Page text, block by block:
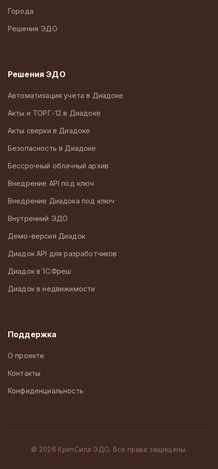
Города
Решения ЭДО
Решения ЭДО
Автоматизация учета в Диадоке
Акты и ТОРГ-12 в Диадоке
Акты сверки в Диадоке
Безопасность в Диадоке
Бессрочный облачный архив
Внедрение API под ключ
Внедрение Диадока под ключ
Внутренний ЭДО
Демо-версия Диадок
Диадок API для разработчиков
Диадок в 1С:Фреш
Диадок в недвижимости
Поддержка
О проекте
Контакты
Конфиденциальность
© 2026 КрепСила ЭДО. Все права защищены.